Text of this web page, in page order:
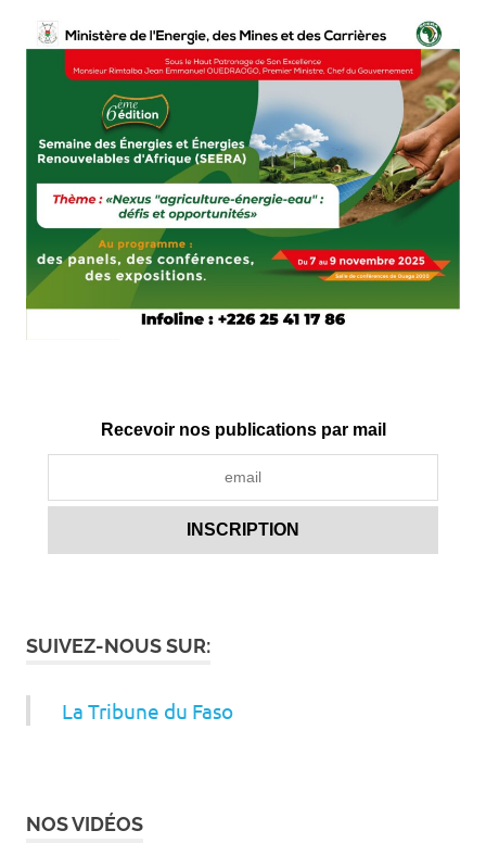
Recevoir nos publications par mail
SUIVEZ-NOUS SUR:
La Tribune du Faso
NOS VIDÉOS